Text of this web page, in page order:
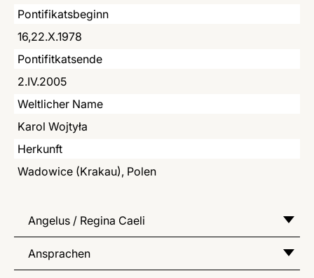
Pontifikatsbeginn
16,22.X.1978
Pontifitkatsende
2.IV.2005
Weltlicher Name
Karol Wojtyła
Herkunft
Wadowice (Krakau), Polen
Angelus / Regina Caeli
Ansprachen